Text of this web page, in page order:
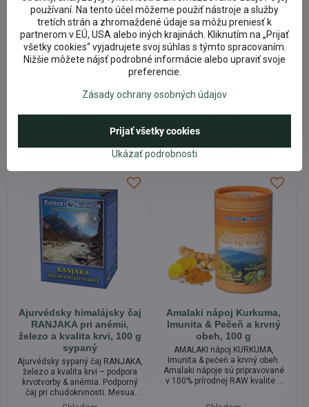
Ajurvédsky himalájsky čaj
PITTA upokojenie a
vyrovnanosť, 100 g
sypaný
Ajurvédsky himalájsky čaj PITTA
- pre upokojnie a vyrovnanosť.
horúčosti. * Ochladzuje
organizmus a obmedzuje
potenie. * Podporuje dobré
proti žalúdočným bolesteiam,
pri črevných potiažach,
Pôsobí proti akné, vyrážkam a
zápalových ochoreniach. *
Odstraňuje...
5,99 €
TRITON -
Cordyceps+Reishi+Shiitake,
90 tabliet, AKCIOVÁ CENA
!!!
TRITON tablety / zmes sušených
tablety so sušenou hubovou
biomasou. Teraz zľava! Triton
odporúčame ako podporný
bakteriálnom a vírusovom
chemoterapii a rádioterapii.
28,72 €
Ajurvédsky himalájsky čaj
RANJAKA pri anémii,
železo a kvalita krvi, 100 g
sypaný
Ajurvédsky sypaný čaj RANJAKA,
železo a kvalita krvi – podpora
krvotvorby & anémia. Podporný
čaj pri chudokrvnosti. Mesua
ferrea zvaná „železné drevo"
Amalaki nápoj Kurkuma,
Imunita & Pečeň a krvný
obeh, 100 g
AMALAKI nápoj KURKUMA,
Imunita & pečeň a krvný obeh.
Amalaki nápoje sú pripravované
v 100% prírodnej RAW kvalite a
používaní. Na tento účel môžeme použiť nástroje a služby
tretích strán a zhromaždené údaje sa môžu preniesť k
partnerom v EÚ, USA alebo iných krajinách. Kliknutím na „Prijať
všetky cookies“ vyjadrujete svoj súhlas s týmto spracovaním.
Nižšie môžete nájsť podrobné informácie alebo upraviť svoje
preferencie.
Zásady ochrany osobných údajov
Ukázať podrobnosti
Prijať všetky cookies